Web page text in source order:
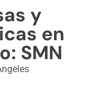
y
en
SMN